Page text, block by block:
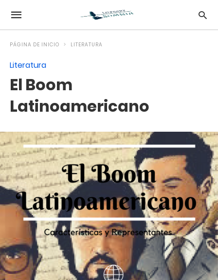
PÁGINA DE INICIO LITERATURA
Literatura
El Boom
Latinoamericano